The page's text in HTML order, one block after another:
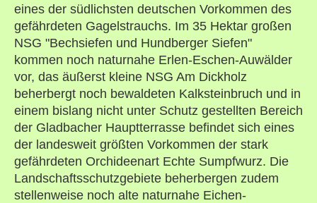
eines der südlichsten deutschen Vorkommen des
gefährdeten Gagelstrauchs. Im 35 Hektar großen
NSG "Bechsiefen und Hundberger Siefen"
kommen noch naturnahe Erlen-Eschen-Auwälder
vor, das äußerst kleine NSG Am Dickholz
beherbergt noch bewaldeten Kalksteinbruch und in
einem bislang nicht unter Schutz gestellten Bereich
der Gladbacher Hauptterrasse befindet sich eines
der landesweit größten Vorkommen der stark
gefährdeten Orchideenart Echte Sumpfwurz. Die
Landschaftsschutzgebiete beherbergen zudem
stellenweise noch alte naturnahe Eichen-